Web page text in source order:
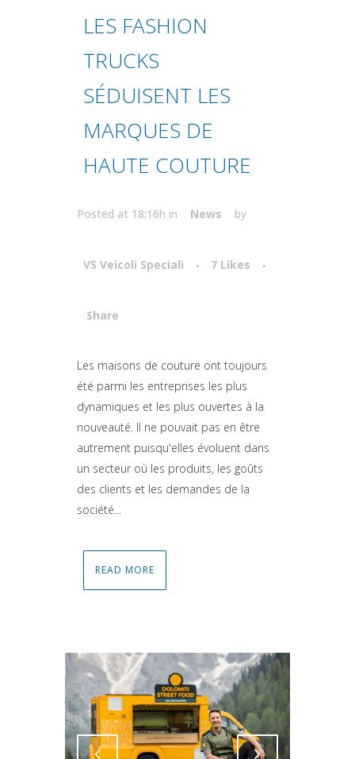
LES FASHION
TRUCKS
SÉDUISENT LES
MARQUES DE
HAUTE COUTURE
Posted at 18:16h in News by
VS Veicoli Speciali 7 Likes
Share
Attiva comando
Les maisons de couture ont toujours
été parmi les entreprises les plus
dynamiques et les plus ouvertes à la
nouveauté. Il ne pouvait pas en être
autrement puisqu'elles évoluent dans
un secteur où les produits, les goûts
des clients et les demandes de la
société...
READ MORE